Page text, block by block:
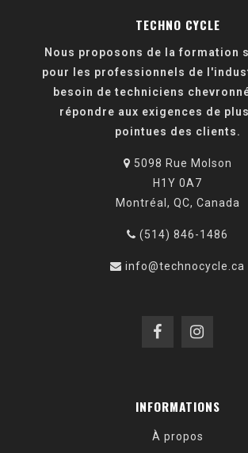
TECHNO CYCLE
Nous proposons de la formation
pour les professionnels de
besoin de techniciens
répondre aux exigences de
pointues des clients.
5098 Rue Molson
H1Y 0A7
Montréal, QC, Canada
(514) 846-1486
info@technocycle.ca
INFORMATIONS
À propos